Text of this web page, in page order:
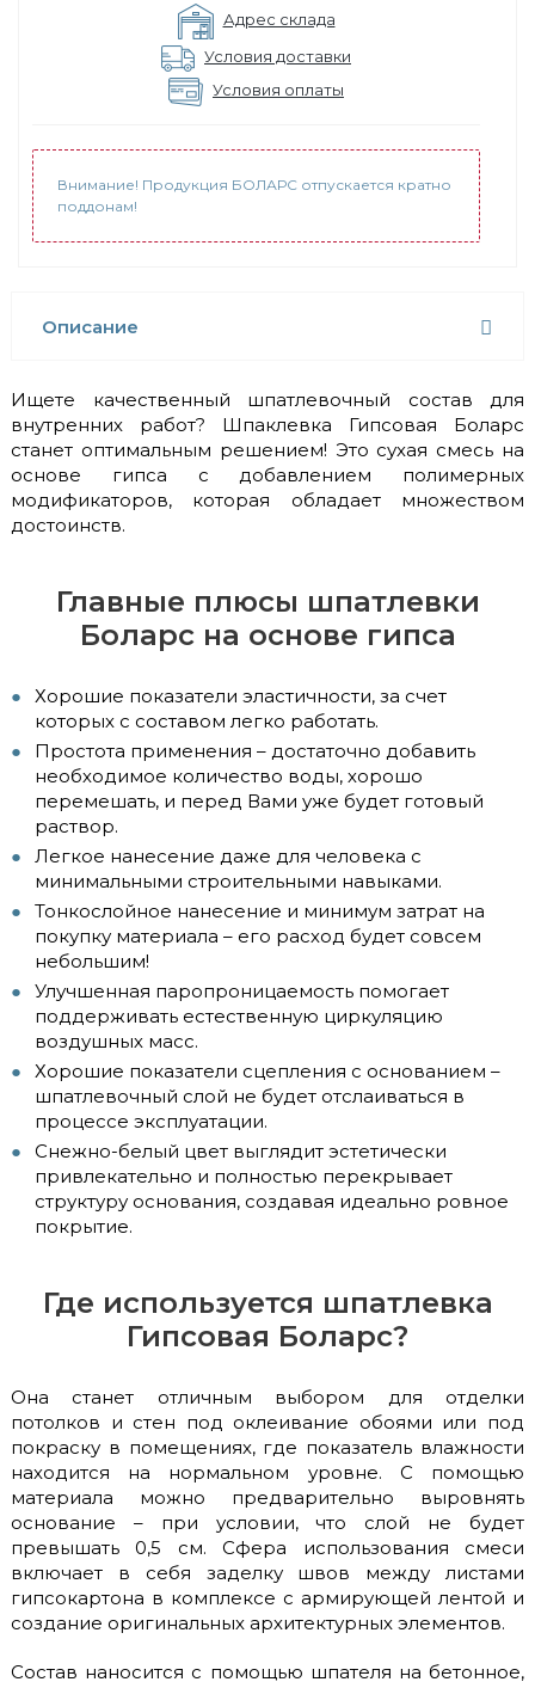
Адрес склада
Условия доставки
Условия оплаты
Внимание! Продукция БОЛАРС отпускается кратно
поддонам!
Описание
Ищете качественный шпатлевочный состав для
внутренних работ? Шпаклевка Гипсовая Боларс
станет оптимальным решением! Это сухая смесь на
основе гипса с добавлением полимерных
модификаторов, которая обладает множеством
достоинств.
Главные плюсы шпатлевки
Боларс на основе гипса
Хорошие показатели эластичности, за счет
которых с составом легко работать.
Простота применения – достаточно добавить
необходимое количество воды, хорошо
перемешать, и перед Вами уже будет готовый
раствор.
Легкое нанесение даже для человека с
минимальными строительными навыками.
Тонкослойное нанесение и минимум затрат на
покупку материала – его расход будет совсем
небольшим!
Улучшенная паропроницаемость помогает
поддерживать естественную циркуляцию
воздушных масс.
Хорошие показатели сцепления с основанием –
шпатлевочный слой не будет отслаиваться в
процессе эксплуатации.
Снежно-белый цвет выглядит эстетически
привлекательно и полностью перекрывает
структуру основания, создавая идеально ровное
покрытие.
Где используется шпатлевка
Гипсовая Боларс?
Она станет отличным выбором для отделки
потолков и стен под оклеивание обоями или под
покраску в помещениях, где показатель влажности
находится на нормальном уровне. С помощью
материала можно предварительно выровнять
основание – при условии, что слой не будет
превышать 0,5 см. Сфера использования смеси
включает в себя заделку швов между листами
гипсокартона в комплексе с армирующей лентой и
создание оригинальных архитектурных элементов.
Состав наносится с помощью шпателя на бетонное,